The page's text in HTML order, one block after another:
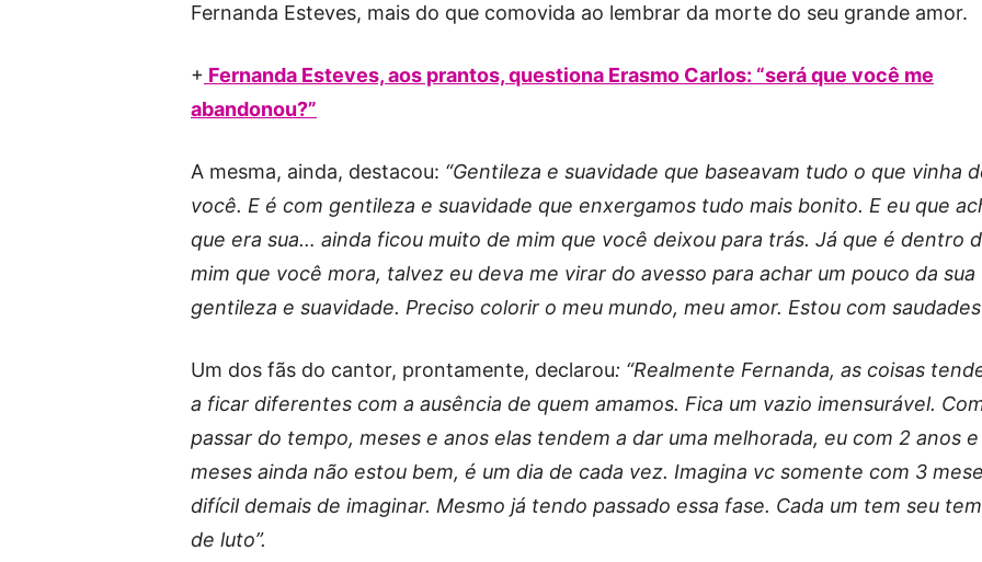
Fernanda Esteves, mais do que comovida ao lembrar da morte do seu grande amor.
+ Fernanda Esteves, aos prantos, questiona Erasmo Carlos: “será que você me
abandonou?”
A mesma, ainda, destacou: “Gentileza e suavidade que baseavam tudo o que vinha
você. E é com gentileza e suavidade que enxergamos tudo mais bonito. E eu que
que era sua… ainda ficou muito de mim que você deixou para trás. Já que é dentro
mim que você mora, talvez eu deva me virar do avesso para achar um pouco da sua
gentileza e suavidade. Preciso colorir o meu mundo, meu amor. Estou com
Um dos fãs do cantor, prontamente, declarou: “Realmente Fernanda, as coisas
a ficar diferentes com a ausência de quem amamos. Fica um vazio imensurável.
passar do tempo, meses e anos elas tendem a dar uma melhorada, eu com 2 anos
meses ainda não estou bem, é um dia de cada vez. Imagina vc somente com 3
difícil demais de imaginar. Mesmo já tendo passado essa fase. Cada um tem seu
de luto”.